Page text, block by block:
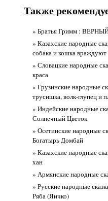
Также
» Братья Гримм :
» Казахские народные
собака и кошка враждуют
» Словацкие народные
краса
» Грузинские народные
трусишка, волк-глупец и
» Индейские народные
Солнечный Цветок
» Осетинские народные
Богатырь Домбай
» Казахские народные
хан
» Армянские народные
» Русские народные
Ряба (Яичко)